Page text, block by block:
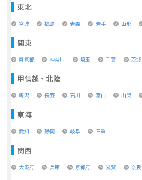
東北
宮城 福島 青森 岩手 山形
関東
東京都 神奈川 埼玉 千葉 茨城
甲信越・北陸
新潟 長野 石川 富山 山梨
東海
愛知 静岡 岐阜 三重
関西
大阪府 兵庫 京都府 滋賀 奈良